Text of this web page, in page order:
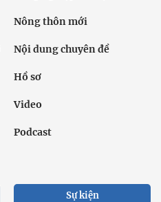
Nông thôn mới
Nội dung chuyên đề
Hồ sơ
Video
Podcast
Sự kiện